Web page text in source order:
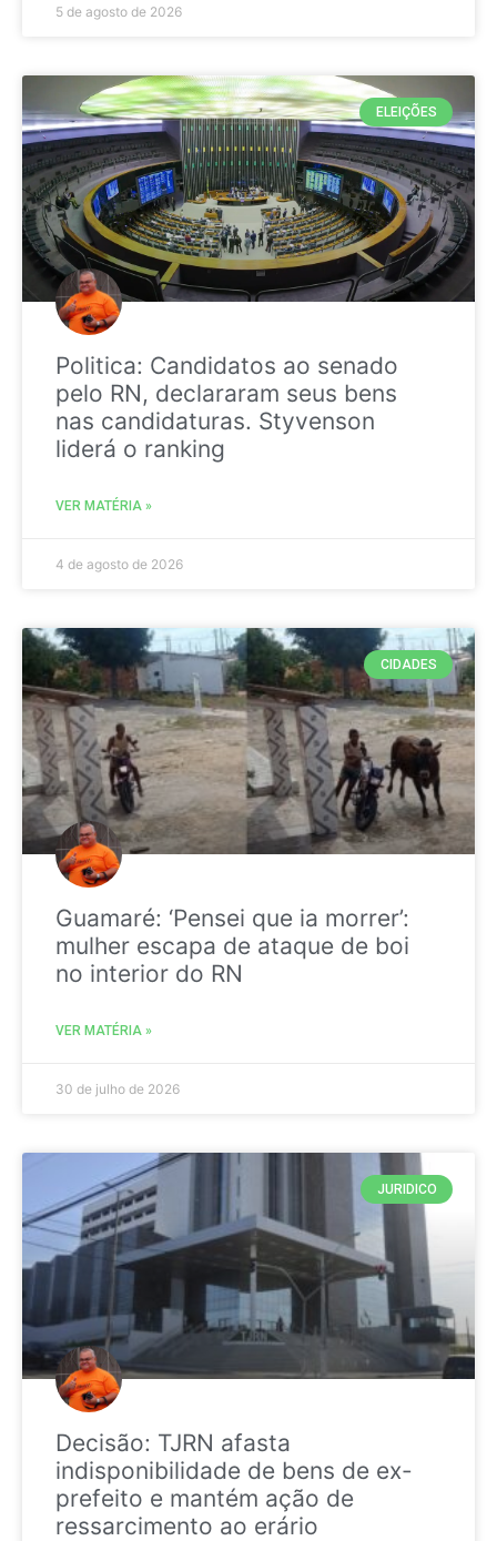
5 de agosto de 2026
ELEIÇÕES
Politica: Candidatos ao senado
pelo RN, declararam seus bens
nas candidaturas. Styvenson
liderá o ranking
VER MATÉRIA »
4 de agosto de 2026
CIDADES
Guamaré: ‘Pensei que ia morrer’:
mulher escapa de ataque de boi
no interior do RN
VER MATÉRIA »
30 de julho de 2026
JURIDICO
Decisão: TJRN afasta
indisponibilidade de bens de ex-
prefeito e mantém ação de
ressarcimento ao erário